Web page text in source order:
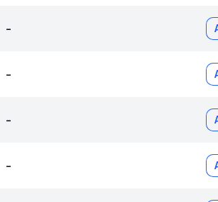
-
-
-
-